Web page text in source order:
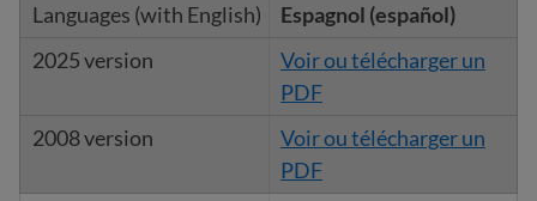
Espagnol (español)
Voir ou télécharger un
PDF
Voir ou télécharger un
PDF